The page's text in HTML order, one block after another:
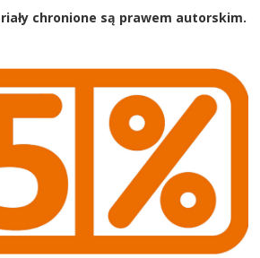
chronione są prawem autorskim.